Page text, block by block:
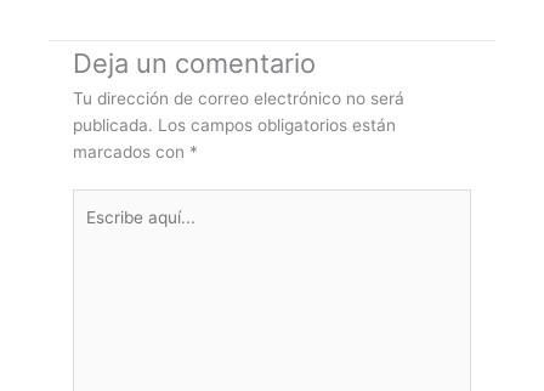
Deja un comentario
Tu dirección de correo electrónico no será
publicada. Los campos obligatorios están
marcados con *
aquí...